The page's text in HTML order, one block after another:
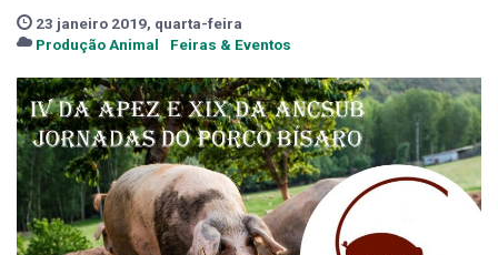
23 janeiro 2019, quarta-feira
Produção Animal
Feiras & Eventos